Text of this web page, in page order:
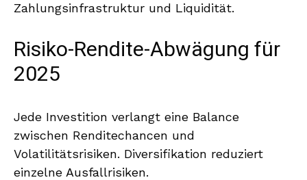
Zahlungsinfrastruktur und Liquidität.
Risiko-Rendite-Abwägung für
2025
Jede Investition verlangt eine Balance
zwischen Renditechancen und
Volatilitätsrisiken. Diversifikation reduziert
einzelne Ausfallrisiken.